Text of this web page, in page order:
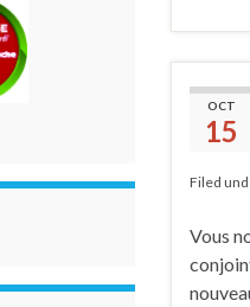
OCT
15
Filed
Vous